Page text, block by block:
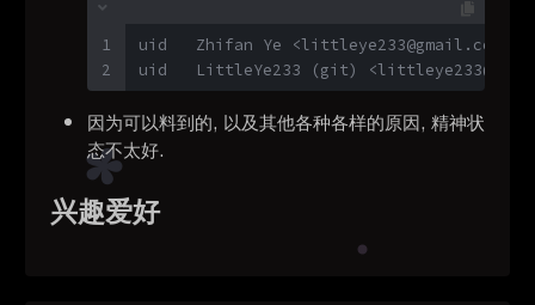
1
2
uid   Zhifan Ye <littleye233@gmail.com>
uid   LittleYe233 (git)
因为可以料到的, 以及其他各种各样的原因, 精神状
态不太好.
兴趣爱好